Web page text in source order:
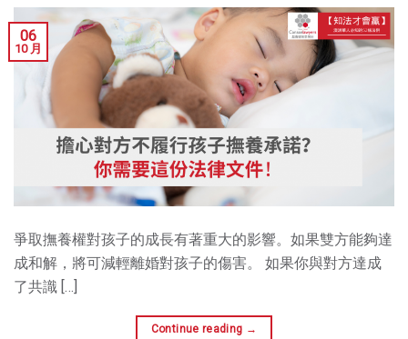
06
10 月
爭取撫養權對孩子的成長有著重大的影響。如果雙方能夠達
成和解，將可減輕離婚對孩子的傷害。 如果你與對方達成
了共識 […]
Continue reading →